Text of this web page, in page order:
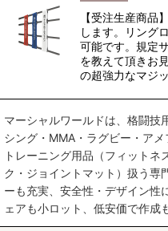
【受注生産商品
します。リング
可能です。規定
を教えて頂きお
の超強力なマジ
マーシャルワールドは、格闘技
シング・MMA・ラグビー・ア
トレーニング用品（フィット
ク・ジョイントマット）扱う専
ーも充実、安全性・デザイン性
ェアも小ロット、低安価で作成